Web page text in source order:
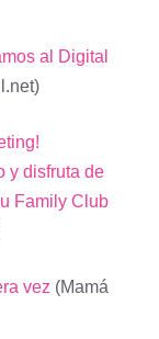
al Digital
y disfruta de
Family Club
vez (Mamá